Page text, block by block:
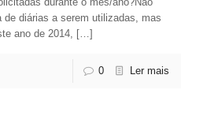
de diárias a serem utilizadas, mas
ano de 2014, […]
0 Ler mais